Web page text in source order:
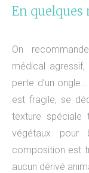
En quelques
On
médical
perte d’un
est fragile, se
texture
végétaux
composition est
aucun dérivé